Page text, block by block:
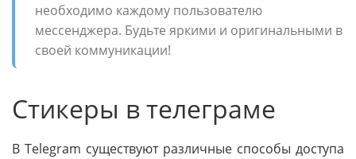
необходимо каждому пользователю
мессенджера. Будьте яркими и оригинальными в
своей коммуникации!
Стикеры в телеграме
В Telegram существуют различные способы доступа